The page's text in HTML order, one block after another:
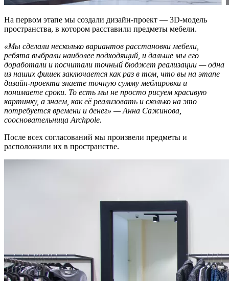
На первом этапе мы создали дизайн-проект — 3D-модель
пространства, в котором расставили предметы мебели.
«Мы сделали несколько вариантов расстановки мебели,
ребята выбрали наиболее подходящий, и дальше мы его
доработали и посчитали точный бюджет реализации — одна
из наших фишек заключается как раз в том, что вы на этапе
дизайн-проекта знаете точную сумму меблировки и
понимаете сроки. То есть мы не просто рисуем красивую
картинку, а знаем, как её реализовать и сколько на это
потребуется времени и денег» — Анна Сажинова,
соосновательница Archpole.
После всех согласований мы произвели предметы и
расположили их в пространстве.